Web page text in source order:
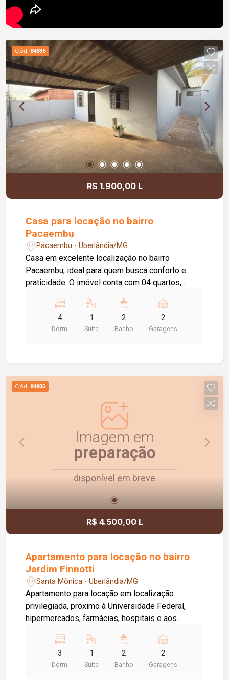
Cód. 84836
R$ 1.900,00 L
Casa para locação no bairro
Pacaembu
Pacaembu - Uberlândia/MG
Casa em excelente localização no bairro
Pacaembu, ideal para quem busca conforto e
praticidade. O imóvel conta com 04 quartos,
aconchegante, cozinha ampla e funcional, além de
área de lavanderia com entrada independente,
proporcionando mais comodidade no dia a dia.
praticidade para toda a família.
4
Dorm.
1
Suite
2
Banho
2
Garagens
Cód. 84835
Imagem em
preparação
disponível em breve
R$ 4.500,00 L
Apartamento para locação no bairro
Jardim Finnotti
Santa Mônica - Uberlândia/MG
Apartamento para locação em localização
privilegiada, próximo à Universidade Federal,
hipermercados, farmácias, hospitais e aos
03 quartos, sendo 01 suíte ampla com closet,
oferecendo conforto e praticidade para toda a
família. Possui sala espaçosa com vista livre,
3
Dorm.
1
Suite
2
Banho
2
Garagens